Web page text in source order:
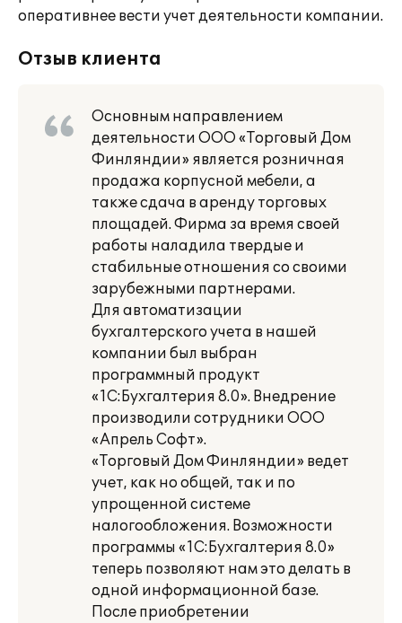
оперативнее вести учет деятельности компании.
Отзыв клиента
Основным направлением
деятельности ООО «Торговый Дом
Финляндии» является розничная
продажа корпусной мебели, а
также сдача в аренду торговых
площадей. Фирма за время своей
работы наладила твердые и
стабильные отношения со своими
зарубежными партнерами.
Для автоматизации
бухгалтерского учета в нашей
компании был выбран
программный продукт
«1С:Бухгалтерия 8.0». Внедрение
производили сотрудники ООО
«Апрель Софт».
«Торговый Дом Финляндии» ведет
учет, как но общей, так и по
упрощенной системе
налогообложения. Возможности
программы «1С:Бухгалтерия 8.0»
теперь позволяют нам это делать в
одной информационной базе.
После приобретении